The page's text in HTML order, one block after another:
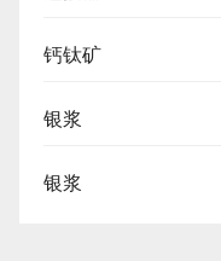
钙钛矿
银浆
银浆